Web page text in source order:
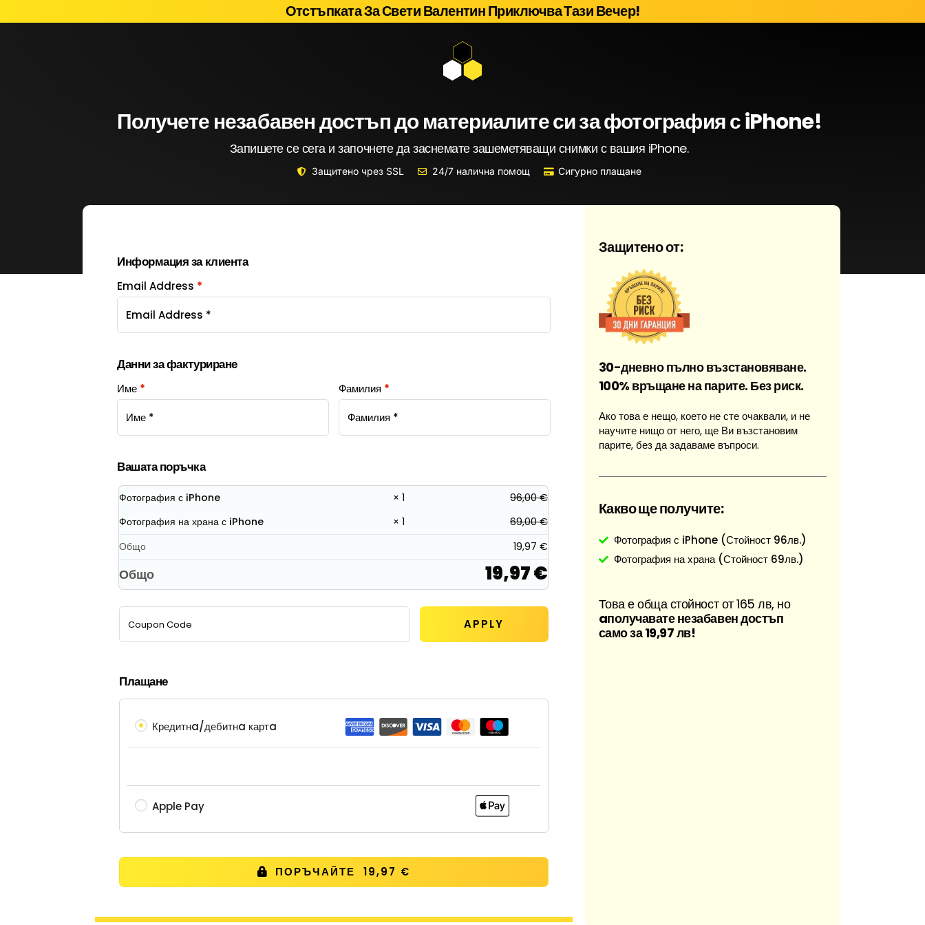
Отстъпката За Свети Валентин Приключва Тази Вечер!
Получете незабавен достъп до материалите си за фотография с iPhone!
Запишете се сега и започнете да заснемате зашеметяващи снимки с вашия iPhone.
Защитено чрез SSL 24/7 налична помощ Сигурно плащане
Информация за клиента
Email Address *
Данни за фактуриране
Име * Фамилия *
Вашата поръчка
Фотография с iPhone × 1 96,00€
Фотография на храна с iPhone
× 1 69,00€
Общо
19,97 €
Общо 19,97€
APPLY
Плащане
Кредитнa/дебитнa картa
Apple Pay
ПОРЪЧАЙТЕ 19,97 €
Защитено от:
30-дневно пълно възстановяване.
100% връщане на парите. Без риск.
Ако това е нещо, което не сте очаквали, и не
научите нищо от него, ще Ви възстановим
парите, без да задаваме въпроси.
Какво ще получите:
Фотография с iPhone (Стойност 96лв.)
Фотография на храна (Стойност 69лв.)
Това е обща стойност от 165 лв, но
aполучавате незабавен достъп
само за 19,97 лв!